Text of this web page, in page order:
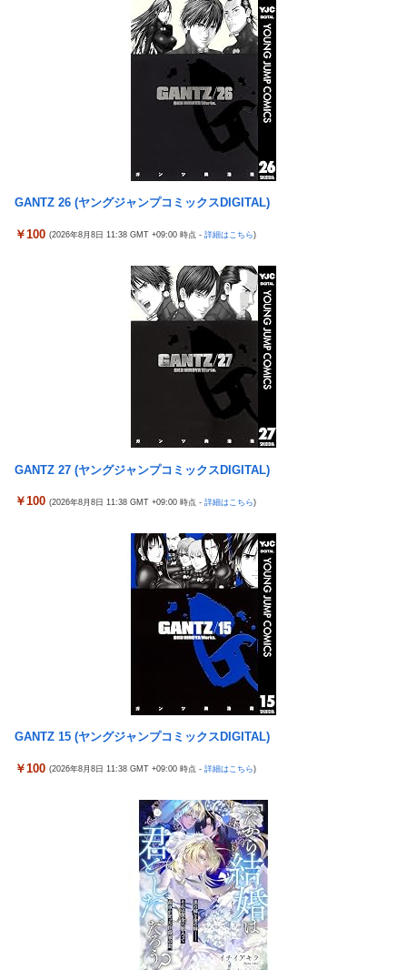
台風13号のルート、ほぼ確定する
TBS新人アナ ブラチラ、お尻くっきり、Y字開脚！！
【重音テト】コナミデフォルメフィギュア「重音テト 通常衣装
Ver.」「重音テト SV衣装Ver.」【彩色原型公開】
ホビーサクラ「真の点P 私服Ver.」美少女フィギュア【予約開
【宇崎ちゃんは遊びたい！】BiCute Bunnies Figure「宇崎花」
「宇崎月」メタリックパープルver. プライズフィギュア【ラウン
ドワン限定で展開決定】
だわ！
【艦これ】ひみつの通り道 他
【艦これ】ナマケモノアガノウサギ 他
海外「日本は戦勝国なんだよ」 戦後の日本人の特別な生き様に各
【画像】居酒屋さん、6人で長居して会計4939円しか使わない客
にお気持ち表明してしまう←コレどっちが悪いんや？？？？？？
女芸人の吉住さん（36）メイクしたら普通に美人の部類だったと
判明ｗｗｗｗｗｗｗｗｗ
【悲報】チーター、無理矢理カメラを設置されてしょんぼり顔
佐藤二朗、橋本愛との騒動で主演映画が完全白紙へｗｗｗｗｗ
ひろゆき「出馬する気ないから話さなかった」妻「それでも不誠
実だろ」→離婚協議へｗｗｗｗｗ
【悲報】瀬戸環奈がスタイルよすぎて一般男性が隣に並ぶとチン
女芸人の吉住さん（36）メイクしたら普通に美人の部類だったと
大竹しのぶ「戦争放棄の国であり続けよう」←この投稿が話題に
「ドラクエ11」攻略感想(54/クリア後)マルティナの「しんぴのビ
よ？イケないギリギリの焦らし責めに屈し膣奥深ハメ浮気」理性
【J1第1節 名古屋×清水】清水は北川の完璧なボレーと無失点で
白星スタート！ホーム公式戦での対名古屋戦の連敗を7で止める
銀シャリ・橋本「映画館でなんでみんなポップコーン食べたいん
ですか」「一番いいときにカシャカシャ…」
隣の臭デブキング貧乏揺すり背中のけぞりキョロ厨カンスケデブ
がウザすぎて心が折れそう…
【艦これ】ひみつの通り道 他
【艦これ】ナマケモノアガノウサギ 他
ジャングリア沖縄「3万円です」←ディズニー超えの強気価格ｗ
佐藤二朗、橋本愛との騒動で主演映画が完全白紙へｗｗｗｗｗ
ひろゆき「出馬する気ないから話さなかった」妻「それでも不誠
実だろ」→離婚協議へｗｗｗｗｗ
大竹しのぶ「戦争放棄の国であり続けよう」←この投稿が話題に
【悲報】瀬戸環奈がスタイルよすぎて一般男性が隣に並ぶとチン
女芸人の吉住さん（36）メイクしたら普通に美人の部類だったと
判明ｗｗｗｗｗｗｗｗｗ
大竹しのぶ「戦争放棄の国であり続けよう」←この投稿が話題に
倉木しおりアリスJAPAN8月新作「先っぽだけなら浮気じゃない
よ？イケないギリギリの焦らし責めに屈し膣奥深ハメ浮気」理性
【虹ヶ咲】「夏はせつ泣き」がキャッチコピーの映画【ラブライ
隣の臭デブキング貧乏揺すり背中のけぞりキョロ厨カンスケデブ
【悲報】「ビッグモーター」とかいう完全に逃げ切ったゴミクズ
スマスロSAO2のガラス、粉々になってしまう…役物が近いのが
ラオウがサウザーに勝てないって信じられないんだが…
メトロイドプライム4 新品が2999円に…
ヨーロッパが中国製メガソーラーを締め出しｗｗｗ
【九州名物】鶏刺し食べた医師、全身麻痺へ…「死んだほうが良
なってしまうと世界が騒然
ストロングビデ1【ふくらすずめ】
野田昇吾、初の準優進出目前も「一回希望」で賞典除外
【朗報】AKB48 ロッテとコラボ決定！！
高市政権に媚びて偏向報道まみれの産経新聞、コスト上昇に耐え
られず東北6県撤退を発表
【ウマ娘】コミケで配布予定だった非公式グッズ「オグリキャッ
GANTZ 26 (ヤングジャンプコミックスDIGITAL)
￥100 (2026年8月8日 11:38 GMT +09:00 時点 - 詳細はこちら)
GANTZ 27 (ヤングジャンプコミックスDIGITAL)
￥100 (2026年8月8日 11:38 GMT +09:00 時点 - 詳細はこちら)
GANTZ 15 (ヤングジャンプコミックスDIGITAL)
￥100 (2026年8月8日 11:38 GMT +09:00 時点 - 詳細はこちら)